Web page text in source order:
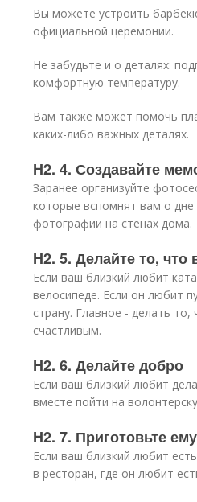
Вы можете устроить
официальной церемонии.
Не забудьте и о деталях:
комфортную температуру.
Вам также может помочь
каких-либо важных деталях.
H2. 4. Создавайте
Заранее организуйте
которые вспомнят вам о
фотографии на стенах дома.
H2. 5. Делайте то,
Если ваш близкий любит
велосипеде. Если он любит
страну. Главное - делать
счастливым.
H2. 6. Делайте добро
Если ваш близкий любит
вместе пойти на
H2. 7. Приготовьте
Если ваш близкий любит
в ресторан, где он любит